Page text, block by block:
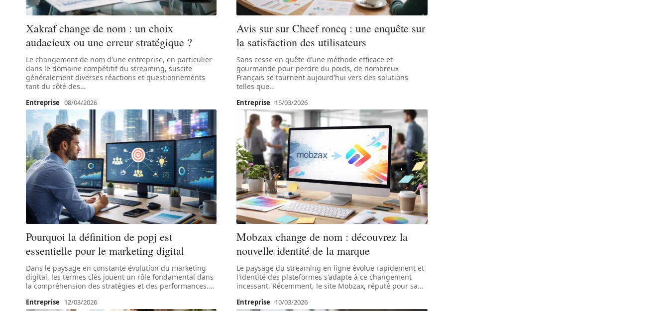
Xakraf change de nom : un choix
audacieux ou une erreur stratégique ?
Le changement de nom d'une entreprise, en particulier
dans le domaine compétitif du streaming, suscite
généralement diverses réactions et questionnements
tant du côté des…
Entreprise 08/04/2026
Avis sur sur Cheef roncq : une enquête sur
la satisfaction des utilisateurs
Sans cesse en quête d’une méthode efficace et
gourmande pour perdre du poids, de nombreux
Français se tournent aujourd'hui vers des solutions
telles que…
Entreprise 15/03/2026
Pourquoi la définition de popj est
essentielle pour le marketing digital
Dans le paysage en constante évolution du marketing
digital, les termes clés jouent un rôle fondamental dans
la compréhension des stratégies et des performances.…
Entreprise 12/03/2026
Mobzax change de nom : découvrez la
nouvelle identité de la marque
Le paysage du streaming en ligne évolue rapidement et
l'identité des plateformes s'adapte à ce changement
incessant. Récemment, le site Mobzax, réputé pour sa…
Entreprise 10/03/2026